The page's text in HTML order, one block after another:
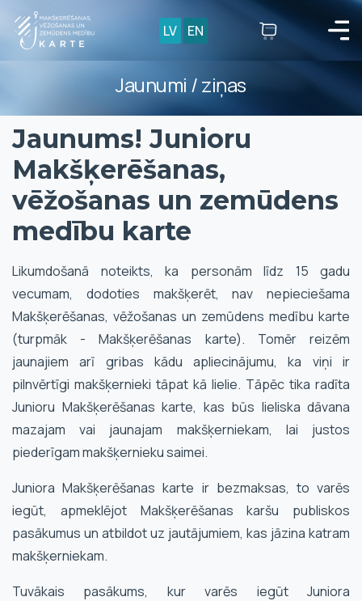
LV EN
Jaunumi / ziņas
Jaunums! Junioru
Makšķerēšanas,
vēžošanas un zemūdens
medību karte
Likumdošanā noteikts, ka personām līdz 15 gadu
vecumam, dodoties makšķerēt, nav nepieciešama
Makšķerēšanas, vēžošanas un zemūdens medību karte
(turpmāk - Makšķerēšanas karte). Tomēr reizēm
jaunajiem arī gribas kādu apliecinājumu, ka viņi ir
pilnvērtīgi makšķernieki tāpat kā lielie. Tāpēc tika radīta
Junioru Makšķerēšanas karte, kas būs lieliska dāvana
mazajam vai jaunajam makšķerniekam, lai justos
piederīgam makšķernieku saimei.
Juniora Makšķerēšanas karte ir bezmaksas, to varēs
iegūt, apmeklējot Makšķerēšanas karšu publiskos
pasākumus un atbildot uz jautājumiem, kas jāzina katram
makšķerniekam.
Tuvākais pasākums, kur varēs iegūt Juniora